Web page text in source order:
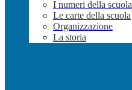
I numeri della scuola
Le carte della scuola
Organizzazione
La storia